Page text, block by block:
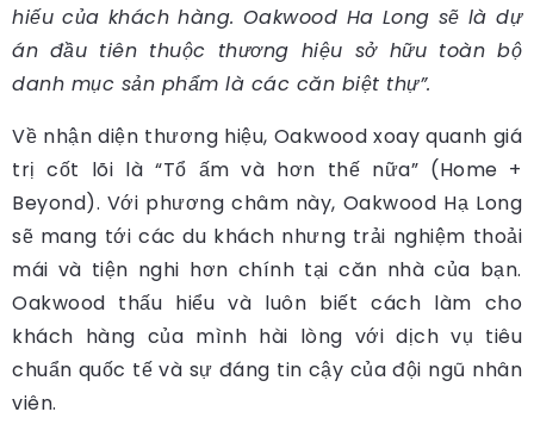
hiếu của khách hàng. Oakwood Ha Long sẽ là dự
án đầu tiên thuộc thương hiệu sở hữu toàn bộ
danh mục sản phẩm là các căn biệt thự”.
Về nhận diện thương hiệu, Oakwood xoay quanh giá
trị cốt lõi là “Tổ ấm và hơn thế nữa” (Home +
Beyond). Với phương châm này, Oakwood Hạ Long
sẽ mang tới các du khách nhưng trải nghiệm thoải
mái và tiện nghi hơn chính tại căn nhà của bạn.
Oakwood thấu hiểu và luôn biết cách làm cho
khách hàng của mình hài lòng với dịch vụ tiêu
chuẩn quốc tế và sự đáng tin cậy của đội ngũ nhân
viên.